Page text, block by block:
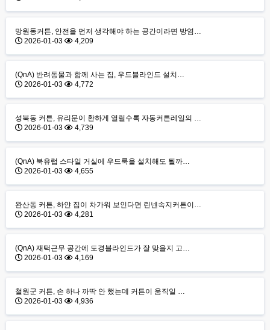
망원동커튼, 안전을 먼저 생각해야 하는 공간이라면 방염…
2026-01-03
4,209
(QnA) 반려동물과 함께 사는 집, 우드블라인드 설치…
2026-01-03
4,772
성북동 커튼, 유리문이 환하게 열릴수록 자동커튼레일의 …
2026-01-03
4,739
(QnA) 북유럽 스타일 거실에 우드룩을 설치해도 될까…
2026-01-03
4,655
완산동 커튼, 하얀 집이 차가워 보인다면 린넨속지커튼이…
2026-01-03
4,281
(QnA) 재택근무 공간에 도경블라인드가 잘 맞을지 고…
2026-01-03
4,169
철원군 커튼, 손 하나 까딱 안 했는데 커튼이 움직일 …
2026-01-03
4,936